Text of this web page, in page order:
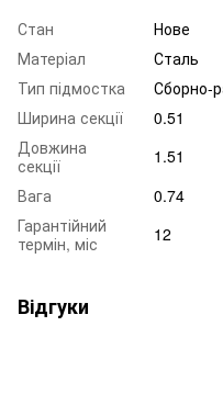
Стан
Нове
Матеріал
Сталь
Тип підмостка
Сборно-
Ширина секції
0.51
Довжина
секції
1.51
Вага
0.74
Гарантійний
термін, міс
12
Відгуки